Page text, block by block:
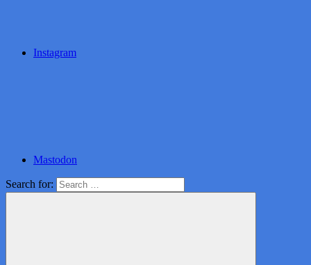
Instagram
Mastodon
Search for: